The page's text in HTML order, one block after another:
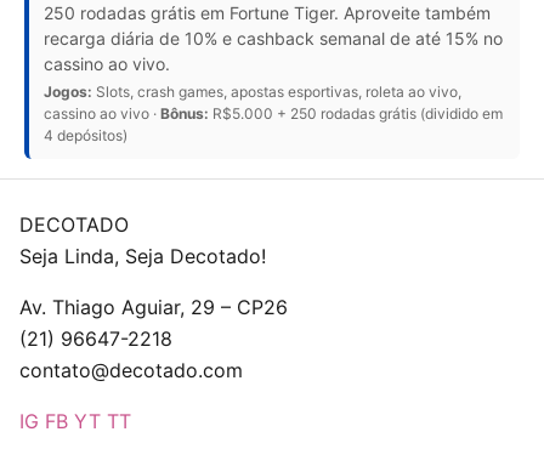
250 rodadas grátis em Fortune Tiger. Aproveite também
recarga diária de 10% e cashback semanal de até 15% no
cassino ao vivo.
Jogos: Slots, crash games, apostas esportivas, roleta ao vivo,
cassino ao vivo · Bônus: R$5.000 + 250 rodadas grátis (dividido em
4 depósitos)
DECOTADO
Seja Linda, Seja Decotado!
Av. Thiago Aguiar, 29 – CP26
(21) 96647-2218
contato@decotado.com
IG FB YT TT